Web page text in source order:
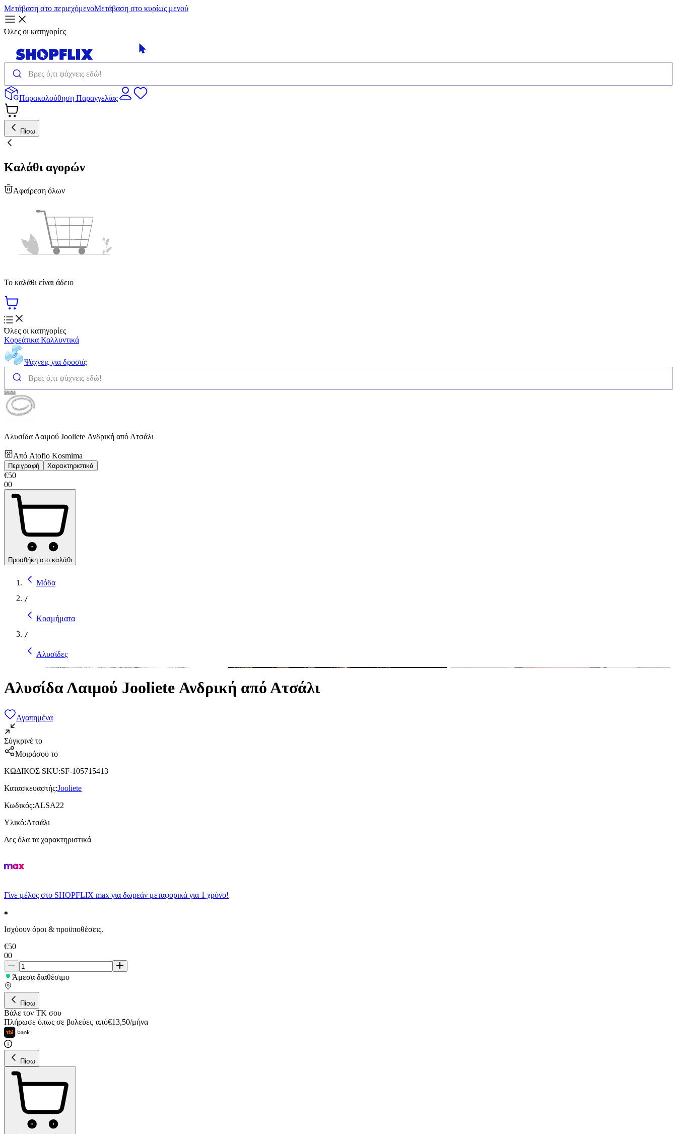
Μετάβαση στο περιεχόμενοΜετάβαση στο κυρίως μενού
Όλες οι κατηγορίες
Παρακολούθηση Παραγγελίας
Πίσω
Καλάθι αγορών
Αφαίρεση όλων
Το καλάθι είναι άδειο
Όλες οι κατηγορίες
Κορεάτικα Καλλυντικά
Ψάχνεις για δροσιά;
Αλυσίδα Λαιμού Jooliete Ανδρική από Ατσάλι
Από Atofio Kosmima
Περιγραφή Χαρακτηριστικά
€50
00
Προσθήκη στο καλάθι
Μόδα
/
Κοσμήματα
/
Αλυσίδες
Αλυσίδα Λαιμού Jooliete Ανδρική από Ατσάλι
Αγαπημένα
Σύγκρινέ το
Μοιράσου το
ΚΩΔΙΚΟΣ SKU:SF-105715413
Κατασκευαστής:Jooliete
Κωδικός:ALSA22
Υλικό:Ατσάλι
Δες όλα τα χαρακτηριστικά
Γίνε μέλος στο SHOPFLIX max για δωρεάν μεταφορικά για 1 χρόνο!
Ισχύουν όροι & προϋποθέσεις.
€50
00
Άμεσα διαθέσιμο
Πίσω
Βάλε τον ΤΚ σου
Πλήρωσε όπως σε βολεύει, από€13,50/μήνα
Πίσω